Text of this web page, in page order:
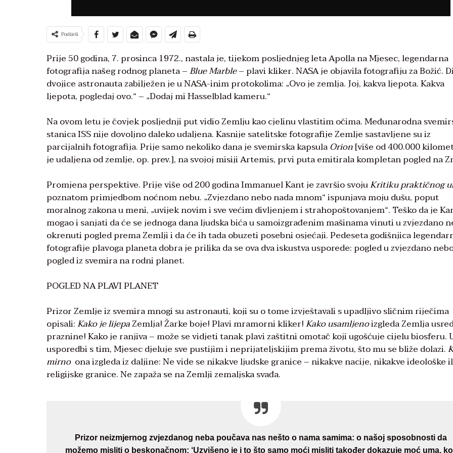
Podijeli
Prije 50 godina, 7. prosinca 1972., nastala je, tijekom posljednjeg leta Apolla na Mjesec, legendarna
fotografija našeg rodnog planeta –Blue Marble– plavi kliker. NASA je objavila fotografiju za Božić.
dvojice astronauta zabilježen je u NASA-inim protokolima: „Ovo je zemlja. Joj, kakva ljepota. Kakva
ljepota, pogledaj ovo.“ – „Dodaj mi Hasselblad kameru.“
Na ovom letu je čovjek posljednji put vidio Zemlju kao cjelinu vlastitim očima. Međunarodna
stanica ISS nije dovoljno daleko udaljena. Kasnije satelitske fotografije Zemlje sastavljene su iz
parcijalnih fotografija. Prije samo nekoliko dana je svemirska kapsulaOrion[više od 400.000
je udaljena od zemlje, op. prev.], na svojoj misiji Artemis, prvi puta emitirala kompletan pogled na
Promjena perspektive. Prije više od 200 godina Immanuel Kant je završio svojuKritiku praktičnog
poznatom primjedbom noćnom nebu. „Zvjezdano nebo nada mnom“ ispunjava moju dušu, poput
moralnog zakona u meni, „uvijek novim i sve većim divljenjem i strahopoštovanjem“. Teško da je
mogao i sanjati da će se jednoga dana ljudska bića u samoizgrađenim mašinama vinuti u zvjezdano
okrenuti pogled prema Zemlji i da će ih tada obuzeti posebni osjećaji. Pedeseta godišnjica
fotografije plavoga planeta dobra je prilika da se ova dva iskustva usporede: pogled u zvjezdano
pogled iz svemira na rodni planet.
POGLED NA PLAVI PLANET
Prizor Zemlje iz svemira mnogi su astronauti, koji su o tome izvještavali s upadljivo sličnim riječima
opisali:Kako jelijepaZemlja! Žarke boje! Plavi mramorni kliker!Kako usamljenoizgleda Zemlja
praznine! Kako je ranjiva – može se vidjeti tanak plavi zaštitni omotač koji ugošćuje cijelu biosferu.
usporedbi s tim, Mjesec djeluje sve pustijim i neprijateljskijim prema životu, što mu se bliže dolazi.
mirnoona izgleda iz daljine: Ne vide se nikakve ljudske granice – nikakve nacije, nikakve ideološke
religijske granice. Ne zapaža se na Zemlji zemaljska svađa.
Prizor neizmjernog zvjezdanog neba poučava nas nešto o nama samima: o našoj sposobnosti da
možemo misliti o beskonačnom: ‘Uzvišeno je i to što samo moći misliti također dokazuje moć uma,